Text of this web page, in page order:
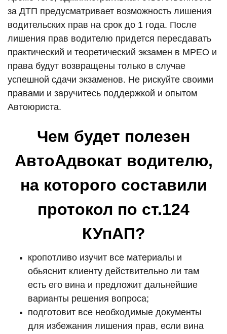
за ДТП предусматривает возможность лишения
водительских прав на срок до 1 года. После
лишения прав водителю придется пересдавать
практический и теоретический экзамен в МРЕО и
права будут возвращены только в случае
успешной сдачи экзаменов. Не рискуйте своими
правами и заручитесь поддержкой и опытом
Автоюриста.
Чем будет полезен
АвтоАдвокат водителю,
на которого составили
протокол по ст.124
КУпАП?
кропотливо изучит все материалы и
обьяснит клиенту действительно ли там
есть его вина и предложит дальнейшие
варианты решения вопроса;
подготовит все необходимые документы
для избежания лишения прав, если вина